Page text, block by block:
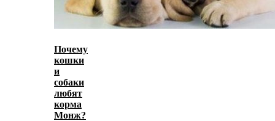
Почему
кошки
и
собаки
любят
корма
Монж?